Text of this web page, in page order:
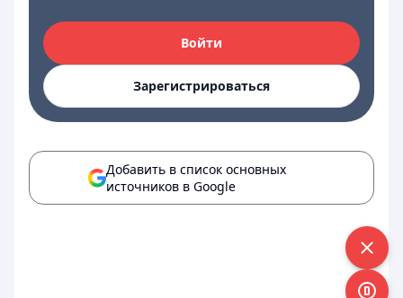
Войти
Зарегистрироваться
Добавить в список основных
источников в Google